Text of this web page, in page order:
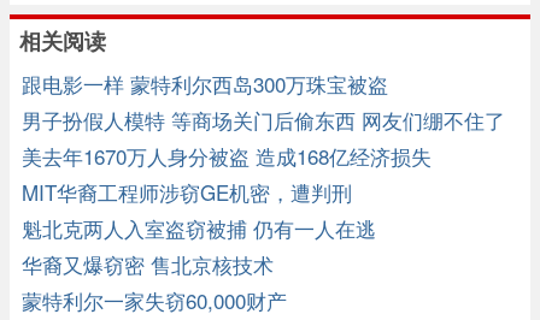
相关阅读
跟电影一样 蒙特利尔西岛300万珠宝被盗
男子扮假人模特 等商场关门后偷东西 网友们绷不住了
美去年1670万人身分被盗 造成168亿经济损失
MIT华裔工程师涉窃GE机密，遭判刑
魁北克两人入室盗窃被捕 仍有一人在逃
华裔又爆窃密 售北京核技术
蒙特利尔一家失窃60,000财产